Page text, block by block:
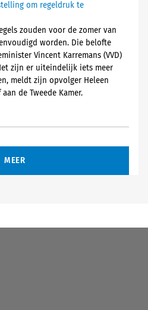
om regeldruk te
zouden voor de zomer van
worden. Die belofte
Vincent Karremans (VVD)
zijn er uiteindelijk iets meer
meldt zijn opvolger Heleen
de Tweede Kamer.
MEER